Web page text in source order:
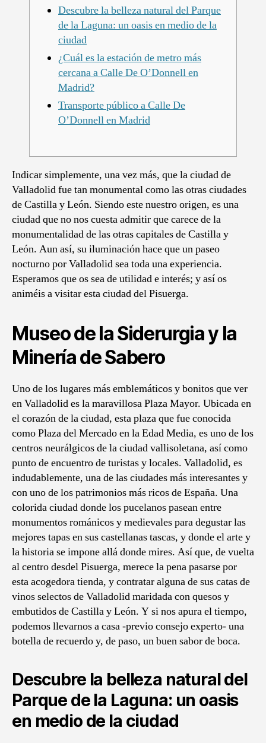
Descubre la belleza natural del Parque
de la Laguna: un oasis en medio de la
ciudad
¿Cuál es la estación de metro más
cercana a Calle De O’Donnell en
Madrid?
Transporte público a Calle De
O’Donnell en Madrid
Indicar simplemente, una vez más, que la ciudad de
Valladolid fue tan monumental como las otras ciudades
de Castilla y León. Siendo este nuestro origen, es una
ciudad que no nos cuesta admitir que carece de la
monumentalidad de las otras capitales de Castilla y
León. Aun así, su iluminación hace que un paseo
nocturno por Valladolid sea toda una experiencia.
Esperamos que os sea de utilidad e interés; y así os
animéis a visitar esta ciudad del Pisuerga.
Museo de la Siderurgia y la
Minería de Sabero
Uno de los lugares más emblemáticos y bonitos que ver
en Valladolid es la maravillosa Plaza Mayor. Ubicada en
el corazón de la ciudad, esta plaza que fue conocida
como Plaza del Mercado en la Edad Media, es uno de los
centros neurálgicos de la ciudad vallisoletana, así como
punto de encuentro de turistas y locales. Valladolid, es
indudablemente, una de las ciudades más interesantes y
con uno de los patrimonios más ricos de España. Una
colorida ciudad donde los pucelanos pasean entre
monumentos románicos y medievales para degustar las
mejores tapas en sus castellanas tascas, y donde el arte y
la historia se impone allá donde mires. Así que, de vuelta
al centro desdel Pisuerga, merece la pena pasarse por
esta acogedora tienda, y contratar alguna de sus catas de
vinos selectos de Valladolid maridada con quesos y
embutidos de Castilla y León. Y si nos apura el tiempo,
podemos llevarnos a casa -previo consejo experto- una
botella de recuerdo y, de paso, un buen sabor de boca.
Descubre la belleza natural del
Parque de la Laguna: un oasis
en medio de la ciudad